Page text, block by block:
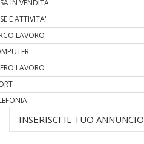
IN VENDITA
E ATTIVITA'
LAVORO
LAVORO
INSERISCI IL TUO ANNUNCIO